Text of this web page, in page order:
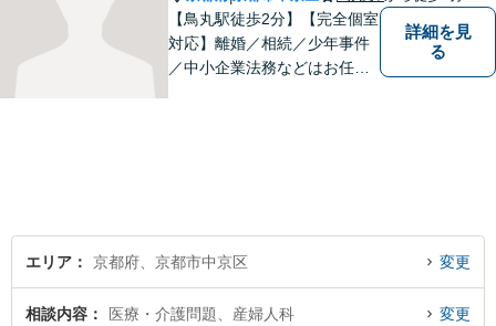
【鳥丸駅徒歩2分】【完全個室
対応】離婚／相続／少年事件
／中小企業法務などはお任せ
詳細を見
る
エリア 京都府、京都市中京区 変更
相談内容 医療・介護問題、産婦人科 変更